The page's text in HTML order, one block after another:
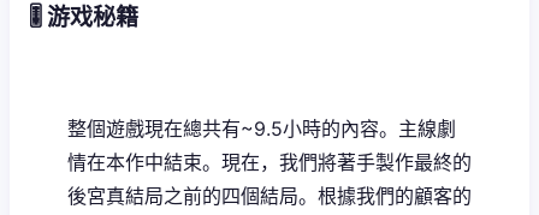
🎚️ 游戏秘籍
整個遊戲現在總共有~9.5小時的內容。主線劇
情在本作中結束。現在，我們將著手製作最終的
後宮真結局之前的四個結局。根據我們的顧客的